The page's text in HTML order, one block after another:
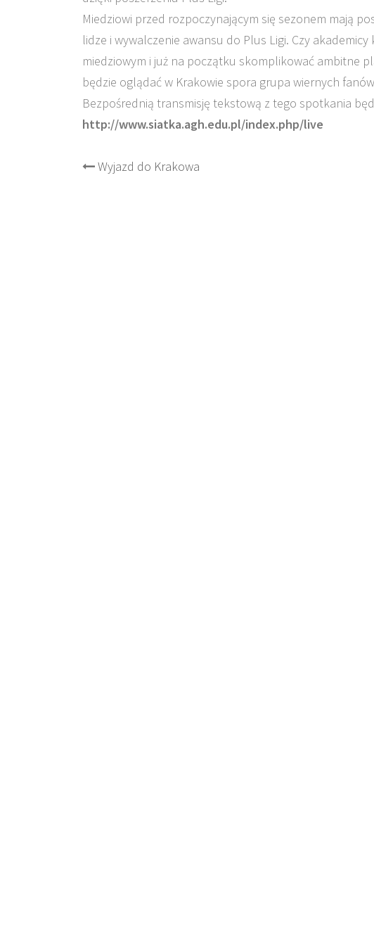
Miedziowi przed rozpoczynającym się sezonem mają
lidze i wywalczenie awansu do Plus Ligi. Czy
miedziowym i już na początku skomplikować ambitne
będzie oglądać w Krakowie spora grupa wiernych
Bezpośrednią transmisję tekstową z tego spotkania
http://www.siatka.agh.edu.pl/index.php/live
Post
Wyjazd do Krakowa